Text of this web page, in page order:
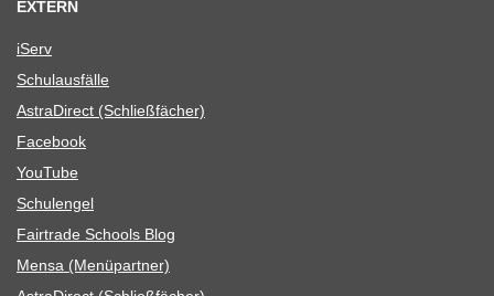
EXTERN
iServ
Schul­aus­fälle
Astra­Di­rect (Schließ­fä­cher)
Face­book
You­Tube
Schul­en­gel
Fair­trade Schools Blog
Mensa (Menü­part­ner)